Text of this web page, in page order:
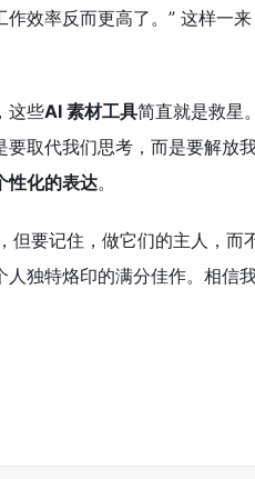
效率反而更高了。” 这样一
这些AI 素材工具简直就是救星
要取代我们思考，而是要解放
性化的表达。
，但要记住，做它们的主人，
人独特烙印的满分佳作。相信